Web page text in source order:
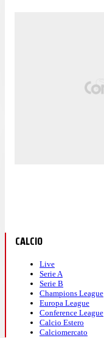
CALCIO
Live
Serie A
Serie B
Champions League
Europa League
Conference League
Calcio Estero
Calciomercato